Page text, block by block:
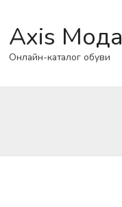
Axis Мода
Онлайн-каталог обуви